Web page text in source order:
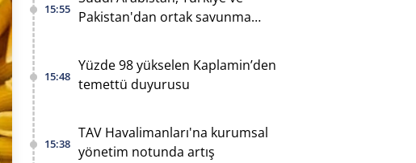
15:55
Pakistan'dan ortak savunma
15:48
Yüzde 98 yükselen Kaplamin’den
temettü duyurusu
15:38
TAV Havalimanları'na kurumsal
yönetim notunda artış